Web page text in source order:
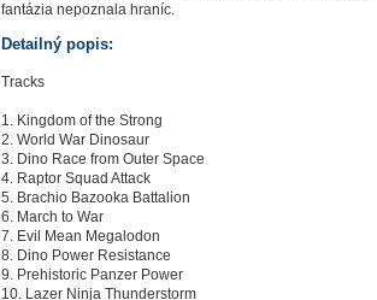
fantázia nepoznala hraníc.
Detailný popis:
Tracks
1. Kingdom of the Strong
2. World War Dinosaur
3. Dino Race from Outer Space
4. Raptor Squad Attack
5. Brachio Bazooka Battalion
6. March to War
7. Evil Mean Megalodon
8. Dino Power Resistance
9. Prehistoric Panzer Power
10. Lazer Ninja Thunderstorm